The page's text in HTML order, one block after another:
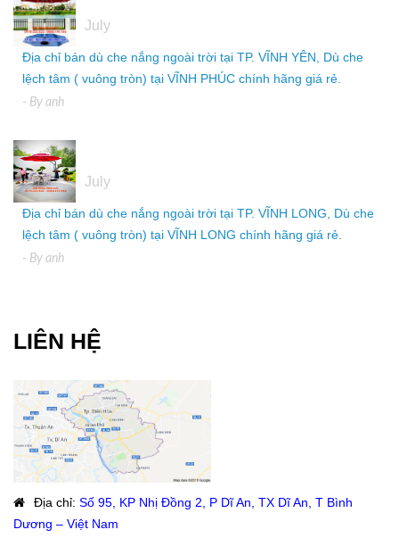
July
Địa chỉ bán dù che nắng ngoài trời tại TP. VĨNH YÊN, Dù che
lệch tâm ( vuông tròn) tại VĨNH PHÚC chính hãng giá rẻ.
- By anh
July
Địa chỉ bán dù che nắng ngoài trời tại TP. VĨNH LONG, Dù che
lệch tâm ( vuông tròn) tại VĨNH LONG chính hãng giá rẻ.
- By anh
LIÊN HỆ
Địa chỉ: Số 95, KP Nhị Đồng 2, P Dĩ An, TX Dĩ An, T Bình
Dương – Việt Nam